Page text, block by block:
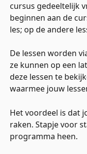
cursus gedeeltelijk
beginnen aan de
les; op de andere
De lessen worden
ze kunnen op een
deze lessen te
waarmee jouw
Het voordeel is dat
raken. Stapje voor
programma heen.